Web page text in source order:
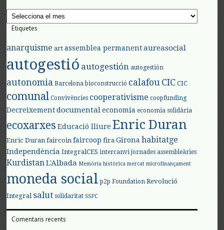
Arxius
Etiquetes
anarquisme art assemblea permanent aureasocial
autogestió autogestión autogestión
autonomia Barcelona bioconstrucció calafouCIC CIC
comunal Convivències cooperativisme coopfunding
Decreixement documental economia economia solidària
ecoxarxes Educació lliure Enric Duran
Enric Duran faircoin faircoop fira Girona habitatge
Independència IntegralCES intercanvi jornades assembleàries
KurdistanL'Albada Memòria històrica mercat microfinançament
moneda social p2p Foundation Revolució
Integral salut solidaritat SSPC
Comentaris recents